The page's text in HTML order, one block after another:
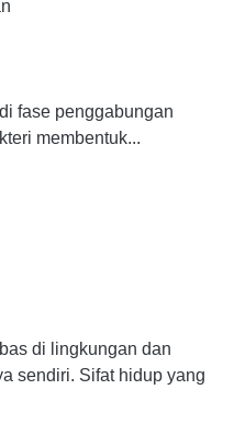
fase penggabungan
membentuk...
di lingkungan dan
sendiri. Sifat hidup yang